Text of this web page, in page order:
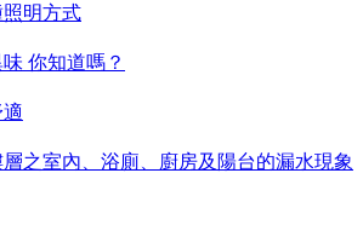
明方式​
你知道嗎？
層之室內、浴廁、廚房及陽台的漏水現象